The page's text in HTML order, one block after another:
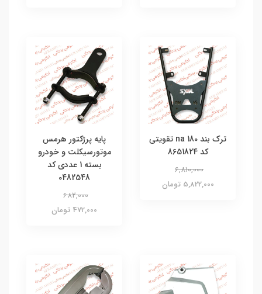
ترک بند na 180 تقویتی
کد 8651824
6,810,000
5,822,000 تومان
پایه پرژکتور هرمس
موتورسیکلت و خودرو
بسته 1 عددی کد
0482548
682,000
472,000 تومان